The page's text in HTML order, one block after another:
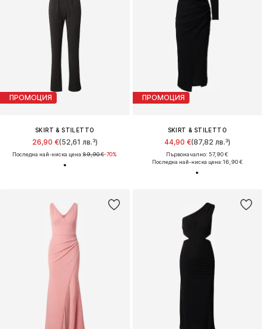
ПРОМОЦИЯ
SKIRT & STILETTO
26,90 €(52,61 лв.³)
Последна най-ниска цена:89,90 €-70%
ПРОМОЦИЯ
SKIRT & STILETTO
44,90 €(87,82 лв.³)
Първоначално: 57,90 €
Последна най-ниска цена:16,90 €